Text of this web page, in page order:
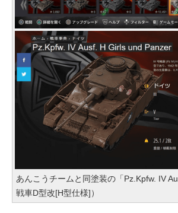
あんこうチームと同塗装の「Pz.Kpfw. IV
戦車D型改[H型仕様]）